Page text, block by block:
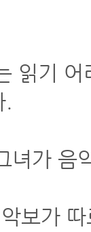
읽기
.
녀가 음
보가